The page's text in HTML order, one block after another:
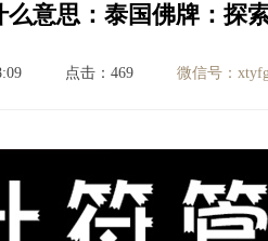
意思：泰国佛牌：探
点击：469 微信号：